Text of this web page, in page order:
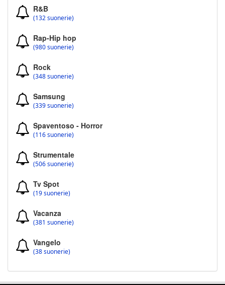
R&B
(132 suonerie)
Rap-Hip hop
(980 suonerie)
Rock
(348 suonerie)
Samsung
(339 suonerie)
Spaventoso - Horror
(116 suonerie)
Strumentale
(506 suonerie)
Tv Spot
(19 suonerie)
Vacanza
(381 suonerie)
Vangelo
(38 suonerie)